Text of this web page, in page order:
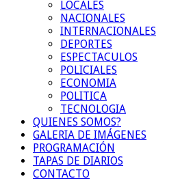
LOCALES
NACIONALES
INTERNACIONALES
DEPORTES
ESPECTACULOS
POLICIALES
ECONOMIA
POLITICA
TECNOLOGIA
QUIENES SOMOS?
GALERIA DE IMÁGENES
PROGRAMACIÓN
TAPAS DE DIARIOS
CONTACTO